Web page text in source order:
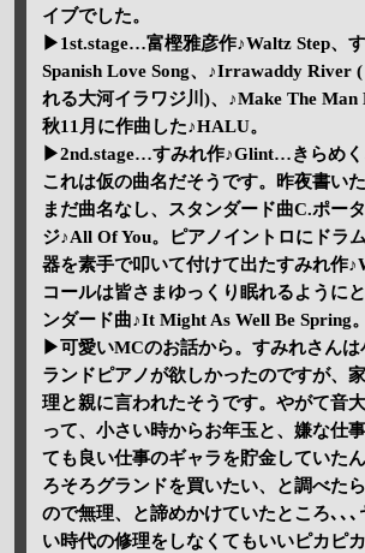
イブでした。
▶1st.stage…富樫雅彦作♪Waltz Step、
Spanish Love Song、♪Irrawaddy River
れる大河イラワジ川)、♪Make The Man
秋11月に作曲した♪HALU。
▶2nd.stage…すみれ作♪Glint…きらめく
これは仮の曲名だそうです。昨夜書い
まだ曲名なし、スタンダード曲C.ポー
ジ♪All Of You。ピアノイントロにドラ
器を素手で叩いて付けて出たすみれ作
コールは皆さまゆっくり眠れるように
ンダード曲♪It Might As Well Be Spring。
▶可愛いMCのお話から。すみれさんは
ランドピアノが欲しかったのですが、
理と親に言われたそうです。やがて音
って、小さい時からお年玉と、嫌な仕
ても良い仕事のギャラを貯金していた
ろそろグランドを買いたい、と調べた
ので無理、と諦めかけていたところ､､､
い時代の修理をしなくてもいいピカピ